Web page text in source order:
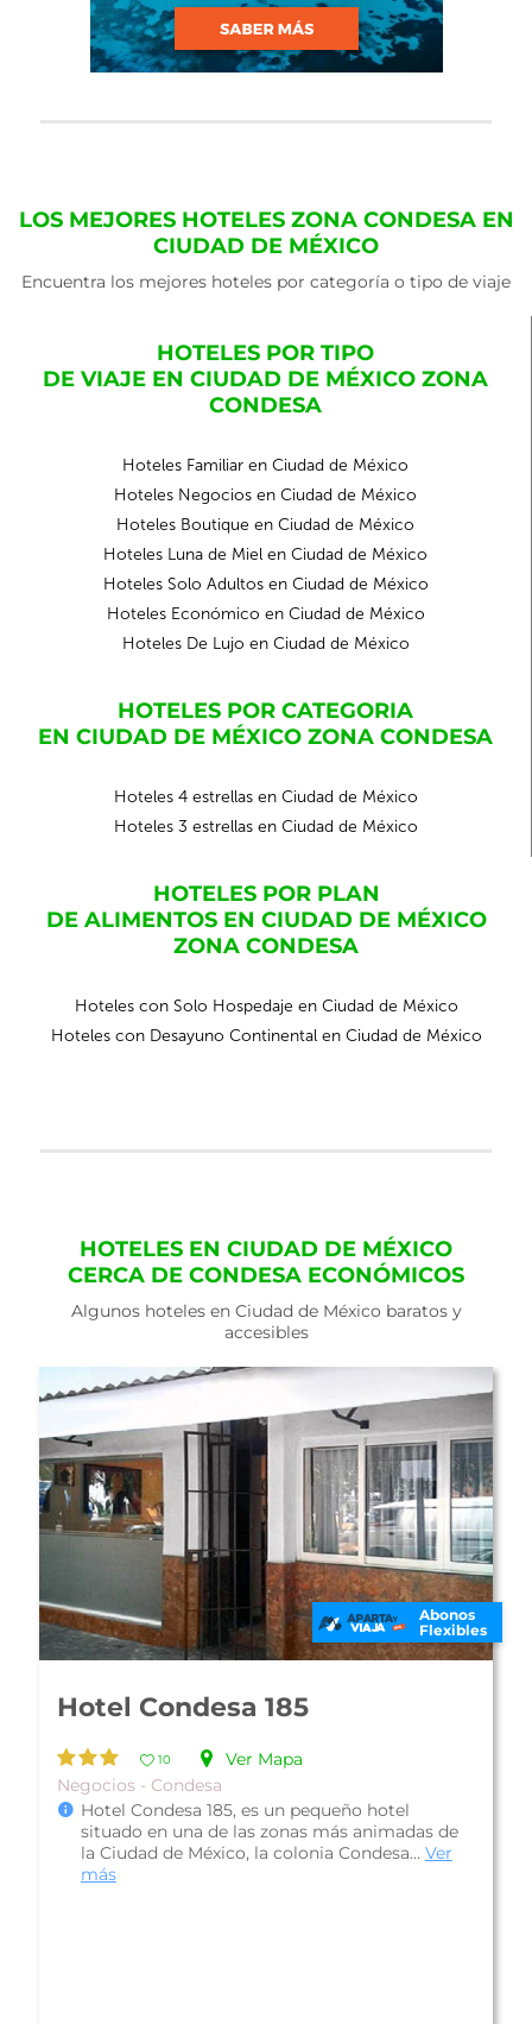
LOS MEJORES HOTELES ZONA CONDESA EN
CIUDAD DE MÉXICO
Encuentra los mejores hoteles por categoría o tipo de viaje
HOTELES POR TIPO
DE VIAJE EN CIUDAD DE MÉXICO ZONA
CONDESA
Hoteles Familiar en Ciudad de México
Hoteles Negocios en Ciudad de México
Hoteles Boutique en Ciudad de México
Hoteles Luna de Miel en Ciudad de México
Hoteles Solo Adultos en Ciudad de México
Hoteles Económico en Ciudad de México
Hoteles De Lujo en Ciudad de México
HOTELES POR CATEGORIA
EN CIUDAD DE MÉXICO ZONA CONDESA
Hoteles 4 estrellas en Ciudad de México
Hoteles 3 estrellas en Ciudad de México
HOTELES POR PLAN
DE ALIMENTOS EN CIUDAD DE MÉXICO
ZONA CONDESA
Hoteles con Solo Hospedaje en Ciudad de México
Hoteles con Desayuno Continental en Ciudad de México
HOTELES EN CIUDAD DE MÉXICO
CERCA DE CONDESA ECONÓMICOS
Algunos hoteles en Ciudad de México baratos y
accesibles
Abonos
Flexibles
Stanza Hotel
Ver Mapa
Familiar - Condesa
El Stanza Hotel se encuentra en la Colonia
Roma de la Ciudad de México, localizado en
uno de los principales barrios resid...Ver más